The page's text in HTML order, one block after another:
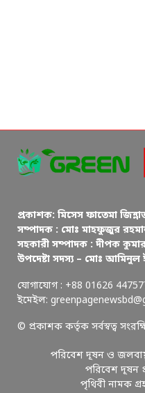
প্রকাশক: মিসেস ফাতেমা
সম্পাদক : মোঃ মাহফুজুর
সহকারী সম্পাদক : দীপক
উপদেষ্টা সদস্য – মোঃ আমিনুল
যোগাযোগ : +88 01626
ইমেইল:
© প্রকাশক কর্তৃক সর্বস্বত্ব
পরিবেশ দূষন ও
পরিবেশ দূষন
পৃথিবী নামক